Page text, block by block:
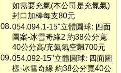
如需要充氣(本公司是充氮氣)
封口加棒每支80元
08.054.094.1-15"立體圓球: 四面
圖案-冰雪奇緣2 約38公分寬
40公分高/充氦氣空飄700元
09.054.092-15"立體圓球: 四面圖
樣-冰雪奇緣 約38公分寬40公